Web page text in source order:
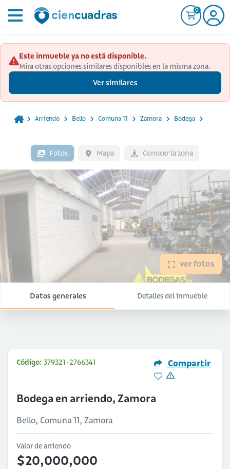
0
Este inmueble ya no está disponible.
Mira otras opciones similares disponibles en la misma zona.
Ver similares
Arriendo Bello Comuna 11 Zamora Bodega
Fotos Mapa Conocer la zona
ver fotos
Datos generales Detalles del inmueble
Código: 379321-2766341 Compartir
Bodega en arriendo, Zamora
Bello, Comuna 11, Zamora
Valor de arriendo
$20,000,000